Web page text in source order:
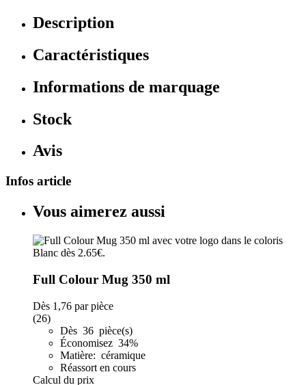
Description
Caractéristiques
Informations de marquage
Stock
Avis
Infos article
Vous aimerez aussi
Full Colour Mug 350 ml
Dès 1,76 par pièce
(26)
Dès 36 pièce(s)
Économisez 34%
Matière: céramique
Réassort en cours
Calcul du prix